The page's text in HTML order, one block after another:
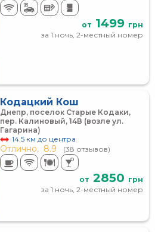
от 1499 грн
за 1 ночь, 2-местный номер
Кодацкий Кош
Днепр, поселок Старые Кодаки,
пер. Калиновый, 14В (возле ул.
Гагарина)
14.5 км до центра
Отлично, 8.9 (38 отзывов)
от 2850 грн
за 1 ночь, 2-местный номер